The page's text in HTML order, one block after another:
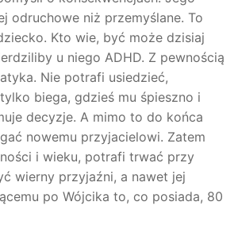
odruchowe niż przemyślane. To
Kto wie, być może dzisiaj
u niego ADHD. Z pewnością
Nie potrafi usiedzieć,
biega, gdzieś mu śpieszno i
decyzje. A mimo to do końca
nowemu przyjacielowi. Zatem
i wieku, potrafi trwać przy
wierny przyjaźni, a nawet jej
po Wójcika to, co posiada, 80